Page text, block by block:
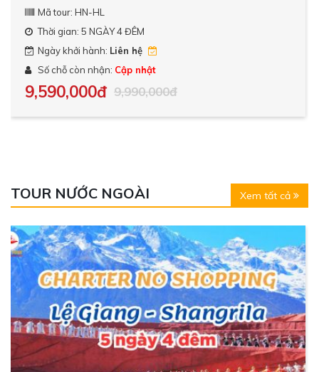
Mã tour: HN-HL
Thời gian: 5 NGÀY 4 ĐÊM
Ngày khởi hành: Liên hệ
Số chỗ còn nhận: Cập nhật
9,590,000đ 9,990,000đ
TOUR NƯỚC NGOÀI Xem tất cả